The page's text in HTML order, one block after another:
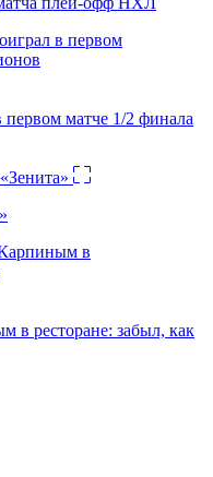
матче 1/2 финала
в ресторане: забыл, как